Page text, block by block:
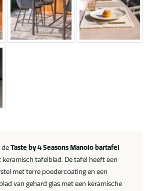
deTaste by 4 Seasons Manolo bartafel
keramisch tafelblad. De tafel heeft een
met terre poedercoating en een
van gehard glas met een keramische